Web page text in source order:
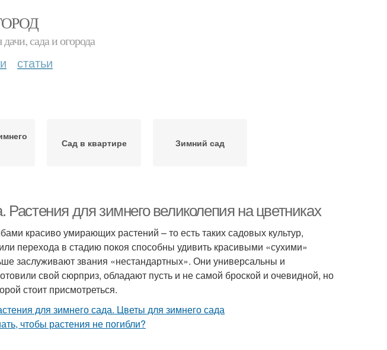
сада и огорода
статьи
Сад в квартире Зимний сад
Растения для зимнего великолепия на цветниках
красиво умирающих растений – то есть таких садовых культур,
перехода в стадию покоя способны удивить красивыми «сухими»
заслуживают звания «нестандартных». Они универсальны и
свой сюрприз, обладают пусть и не самой броской и очевидной, но
стоит присмотреться.